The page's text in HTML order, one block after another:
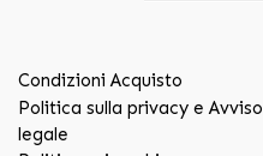
Condizioni Acquisto
Politica sulla privacy e Avviso
legale